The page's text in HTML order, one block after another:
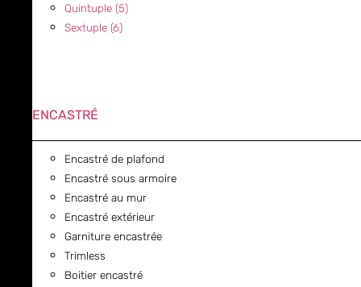
Quintuple (5)
Sextuple (6)
ENCASTRÉ
Encastré de plafond
Encastré sous armoire
Encastré au mur
Encastré extérieur
Garniture encastrée
Trimless
Boitier encastré